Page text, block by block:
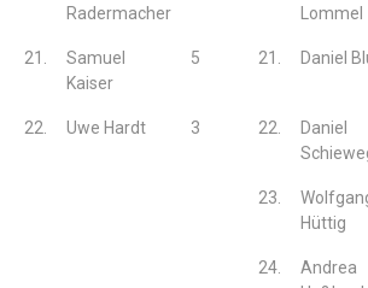
Radermacher
Lommel
21.
Samuel
Kaiser
5 21. Daniel
22. Uwe Hardt 3 22.
Daniel
23.
Hüttig
24.
Andrea